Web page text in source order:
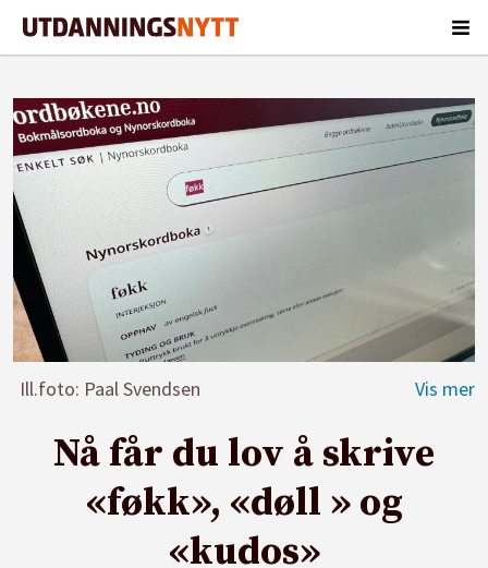
Ill.foto: Paal Svendsen
Nå får du lov å skrive
«føkk», «døll » og
«kudos»